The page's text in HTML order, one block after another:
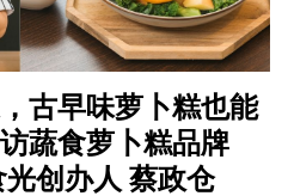
古早味萝卜糕也能
蔬食萝卜糕品牌
创办人 蔡政仓